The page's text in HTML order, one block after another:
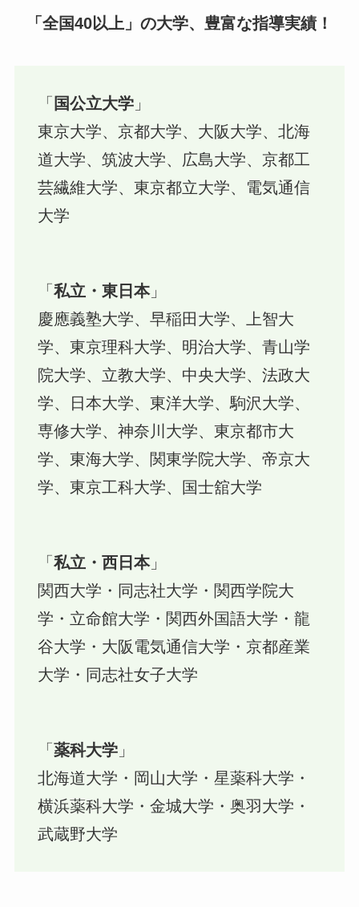
「全国40以上」の大学、豊富な指導実績！
「 国公立大学 」
東京大学、京都大学、大阪大学、北海
道大学、筑波大学、広島大学、京都工
芸繊維大学、東京都立大学、電気通信
大学
「私立・東日本」
慶應義塾大学、早稲田大学、上智大
学、東京理科大学、明治大学、青山学
院大学、立教大学、中央大学、法政大
学、日本大学、東洋大学、駒沢大学、
専修大学、神奈川大学、東京都市大
学、東海大学、関東学院大学、帝京大
学、東京工科大学、国士舘大学
「私立・西日本」
関西大学・同志社大学・関西学院大
学・立命館大学・関西外国語大学・龍
谷大学・大阪電気通信大学・京都産業
大学・同志社女子大学
「薬科大学 」
北海道大学・岡山大学・星薬科大学・
横浜薬科大学・金城大学・奥羽大学・
武蔵野大学